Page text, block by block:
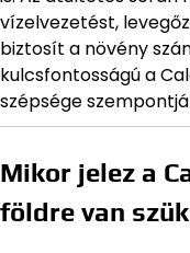
vízelvezetést,
biztosít a növény
kulcsfontosságú a
szépsége
Mikor jelez a
földre van